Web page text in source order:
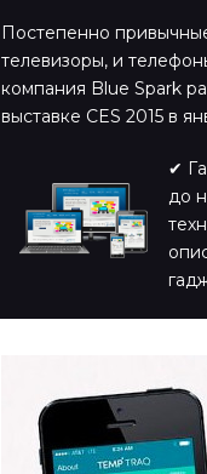
Постепенно
телевизоры, и
компания Blue Spark
выставке CES 2015 в
✔
до